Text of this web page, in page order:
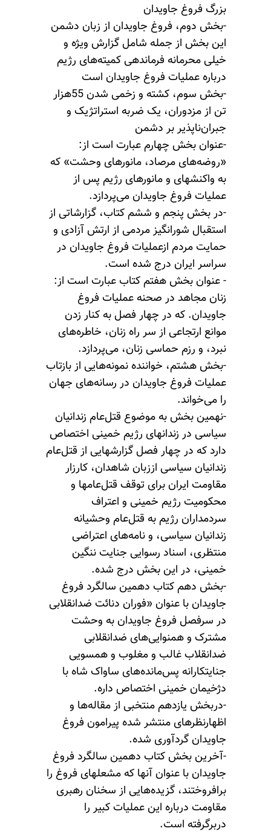
بزرگ فروغ جاویدان
-بخش دوم، فروغ جاویدان از زبان دشمن
این بخش از جمله شامل گزارش ویژه و
خیلی محرمانه فرماندهی کمیته‌های رژیم
درباره عملیات فروغ جاویدان است
-بخش سوم، کشته و زخمی شدن 55هزار
تن از مزدوران، یک ضربه استراتژیک و
جبران‌ناپذیر بر دشمن
-عنوان بخش چهارم عبارت است از:
«روضه‌های مرصاد، مانورهای وحشت» که
به واکنشهای و مانورهای رژیم پس از
عملیات فروغ جاویدان می‌پردازد.
-در بخش پنجم و ششم کتاب، گزارشاتی از
استقبال شورانگیز مردمی از ارتش آزادی و
حمایت مردم ازعملیات فروغ جاویدان در
سراسر ایران درج شده است.
- عنوان بخش هفتم کتاب عبارت است از:
زنان مجاهد در صحنه عملیات فروغ
جاویدان. که در چهار فصل به کنار زدن
موانع ارتجاعی از سر راه زنان، خاطره‌های
نبرد، و رزم حماسی زنان، می‌پردازد.
-بخش هشتم، خواننده نمونه‌هایی از بازتاب
عملیات فروغ جاویدان در رسانه‌های جهان
را می‌خواند.
-نهمین بخش به موضوع قتل‌عام زندانیان
سیاسی در زندانهای رژیم خمینی اختصاص
دارد که در چهار فصل گزارشهایی از قتل‌عام
زندانیان سیاسی اززبان شاهدان، کارزار
مقاومت ایران برای توقف قتل‌عامها و
محکومیت رژیم خمینی و اعتراف
سردمداران رژیم به قتل‌عام وحشیانه
زندانیان سیاسی، و نامه‌های اعتراضی
منتظری، اسناد رسوایی جنایت ننگین
خمینی، در این بخش درج شده.
-بخش دهم کتاب دهمین سالگرد فروغ
جاویدان با عنوان «فوران دنائت ضدانقلابی
در سرفصل فروغ جاویدان به وحشت
مشترک و همنوایی‌های ضدانقلابی
ضدانقلاب غالب و مغلوب و همسویی
جنایتکارانه پس‌مانده‌های ساواک شاه با
دژخیمان خمینی اختصاص داره.
-دربخش یازدهم منتخبی از مقاله‌ها و
اظهارنظرهای منتشر شده پیرامون فروغ
جاویدان گردآوری شده.
-آخرین بخش کتاب دهمین سالگرد فروغ
جاویدان با عنوان آنها که مشعلهای فروغ را
برافروختند، گزیده‌هایی از سخنان رهبری
مقاومت درباره این عملیات کبیر را
دربرگرفته است.‌